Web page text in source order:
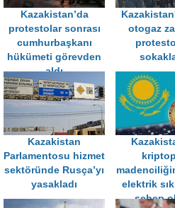
Kazakistan’da
protestolar sonrası
cumhurbaşkanı
hükümeti görevden
aldı
otogaz
Kazakistan
Parlamentosu hizmet
sektöründe Rusça’yı
yasakladı
elektrik
sebep